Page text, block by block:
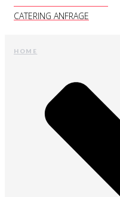
CATERING ANFRAGE
HOME